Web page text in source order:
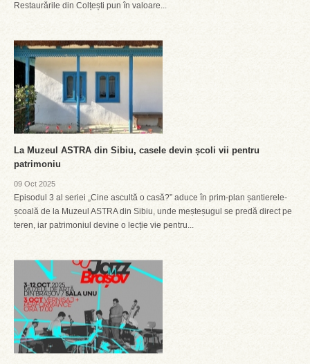
Restaurările din Colțești pun în valoare...
La Muzeul ASTRA din Sibiu, casele devin școli vii pentru
patrimoniu
09 Oct 2025
Episodul 3 al seriei „Cine ascultă o casă?” aduce în prim-plan șantierele-
școală de la Muzeul ASTRA din Sibiu, unde meșteșugul se predă direct pe
teren, iar patrimoniul devine o lecție vie pentru...